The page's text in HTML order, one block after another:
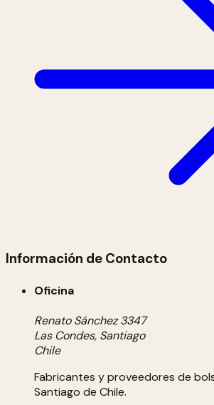
Información de Contacto
Oficina
Renato Sánchez 3347
Las Condes, Santiago
Chile
Fabricantes y proveedores de
Santiago de Chile.